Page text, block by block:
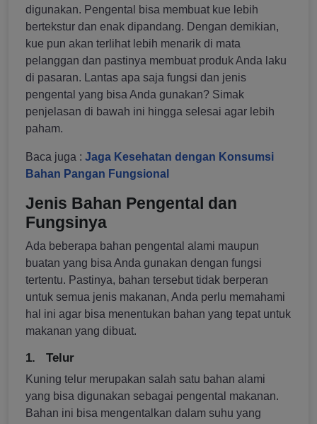
digunakan. Pengental bisa membuat kue lebih
bertekstur dan enak dipandang. Dengan demikian,
kue pun akan terlihat lebih menarik di mata
pelanggan dan pastinya membuat produk Anda laku
di pasaran. Lantas apa saja fungsi dan jenis
pengental yang bisa Anda gunakan? Simak
penjelasan di bawah ini hingga selesai agar lebih
paham.
Baca juga : Jaga Kesehatan dengan Konsumsi
Bahan Pangan Fungsional
Jenis Bahan Pengental dan
Fungsinya
Ada beberapa bahan pengental alami maupun
buatan yang bisa Anda gunakan dengan fungsi
tertentu. Pastinya, bahan tersebut tidak berperan
untuk semua jenis makanan, Anda perlu memahami
hal ini agar bisa menentukan bahan yang tepat untuk
makanan yang dibuat.
1. Telur
Kuning telur merupakan salah satu bahan alami
yang bisa digunakan sebagai pengental makanan.
Bahan ini bisa mengentalkan dalam suhu yang